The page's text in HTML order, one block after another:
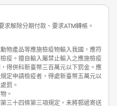
求解除分期付款、要求ATM轉帳。
物產品等應施檢疫物輸入我國，應符
疫。擅自輸入屬禁止輸入之應施檢疫
得併科新臺幣三百萬元以下罰金。應
定申請檢疫者，得處新臺幣五萬元以
罰。
。
三十四條第三項規定，未將郵遞寄送